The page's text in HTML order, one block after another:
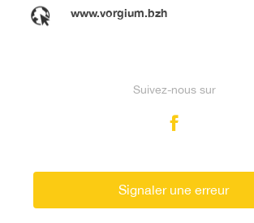
www.vorgium.bzh
Suivez-nous sur
Signaler une erreur